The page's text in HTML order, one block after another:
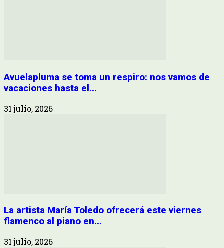
Avuelapluma se toma un respiro: nos vamos de
vacaciones hasta el...
31 julio, 2026
La artista María Toledo ofrecerá este viernes
flamenco al piano en...
31 julio, 2026